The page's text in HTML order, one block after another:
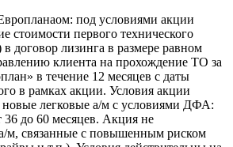
под условиями акции
стоимости первого технического
договор лизинга в размере равном
клиента на прохождение ТО за
в течение 12 месяцев с даты
в рамках акции. Условия акции
новые легковые а/м с условиями ДФА:
36 до 60 месяцев. Акция не
а/м, связанные с повышенным риском